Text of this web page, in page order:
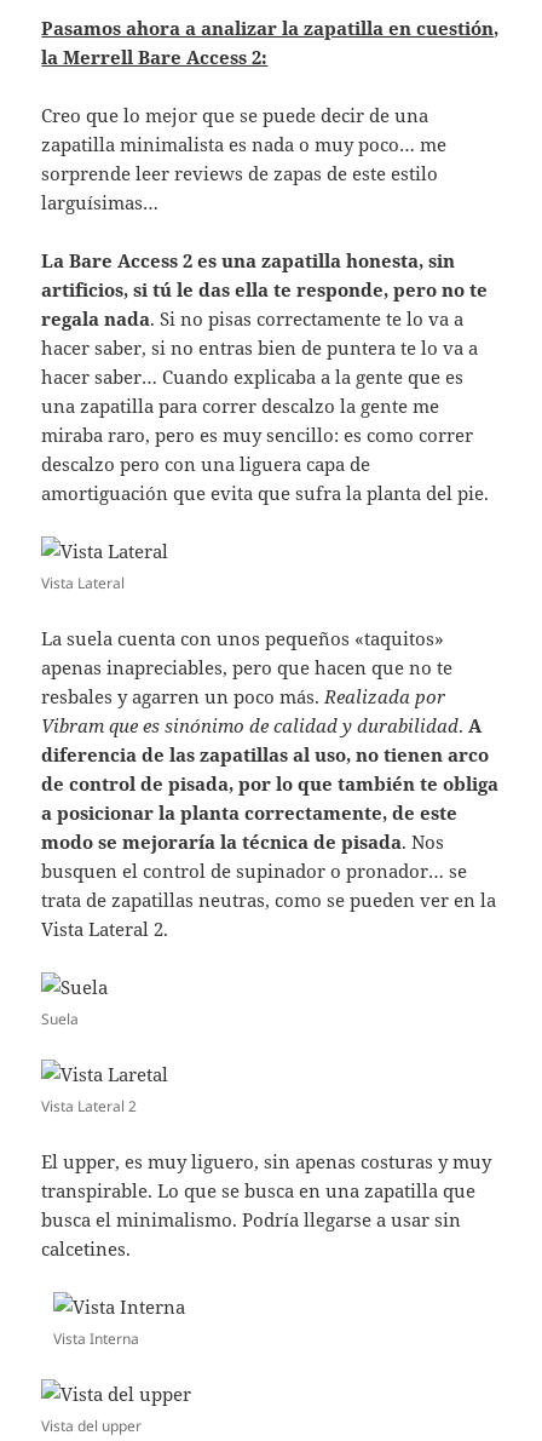
Pasamos ahora a analizar la zapatilla en cuestión,
la Merrell Bare Access 2:
Creo que lo mejor que se puede decir de una
zapatilla minimalista es nada o muy poco… me
sorprende leer reviews de zapas de este estilo
larguísimas…
La Bare Access 2 es una zapatilla honesta, sin
artificios, si tú le das ella te responde, pero no te
regala nada. Si no pisas correctamente te lo va a
hacer saber, si no entras bien de puntera te lo va a
hacer saber… Cuando explicaba a la gente que es
una zapatilla para correr descalzo la gente me
miraba raro, pero es muy sencillo: es como correr
descalzo pero con una liguera capa de
amortiguación que evita que sufra la planta del pie.
Vista Lateral
La suela cuenta con unos pequeños «taquitos»
apenas inapreciables, pero que hacen que no te
resbales y agarren un poco más.Realizada por
Vibram que es sinónimo de calidad y durabilidad.A
diferencia de las zapatillas al uso, no tienen arco
de control de pisada, por lo que también te obliga
a posicionar la planta correctamente, de este
modo se mejoraría la técnica de pisada. Nos
busquen el control de supinador o pronador… se
trata de zapatillas neutras, como se pueden ver en la
Vista Lateral 2.
Suela
Vista Lateral 2
El upper, es muy liguero, sin apenas costuras y muy
transpirable. Lo que se busca en una zapatilla que
busca el minimalismo. Podría llegarse a usar sin
calcetines.
Vista Interna
Vista del upper